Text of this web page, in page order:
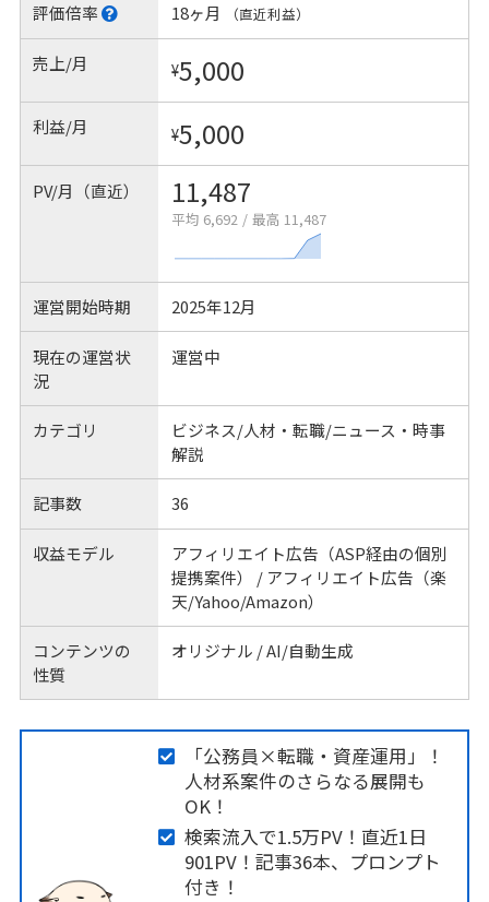
評価倍率 18ヶ月 （直近利益）
売上/月 ¥5,000
利益/月 ¥5,000
PV/月（直近） 11,487
平均 6,692 / 最高 11,487
運営開始時期 2025年12月
現在の運営状
況
運営中
カテゴリ
ビジネス/人材・転職/ニュース・時事
解説
記事数 36
収益モデル
アフィリエイト広告（ASP経由の個別
提携案件） / アフィリエイト広告（楽
天/Yahoo/Amazon）
コンテンツの
性質
オリジナル / AI/自動生成
「公務員×転職・資産運用」！
人材系案件のさらなる展開も
OK！
検索流入で1.5万PV！直近1日
901PV！記事36本、プロンプト
付き！